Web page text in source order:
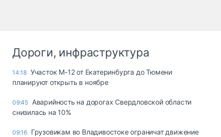
Дороги, инфраструктура
14:18 Участок М-12 от Екатеринбурга до Тюмени
планируют открыть в ноябре
09:45 Аварийность на дорогах Свердловской области
снизилась на 10%
09:16 Грузовикам во Владивостоке ограничат движение